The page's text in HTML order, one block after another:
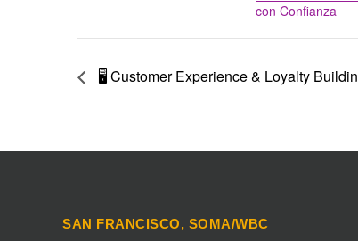
con Confianza
🖥️ Customer Experience & Loyalty
SAN FRANCISCO, SOMA/WBC